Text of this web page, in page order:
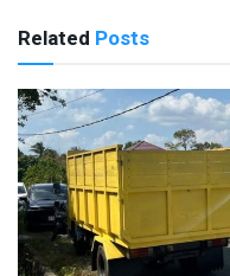
Related Posts